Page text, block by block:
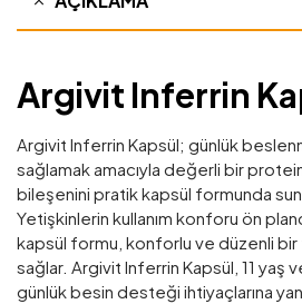
Argivit Inferrin
Argivit Inferrin Kapsül; günlük
sağlamak amacıyla değerli bir
bileşenini pratik kapsül formunda
Yetişkinlerin kullanım konforu ön
kapsül formu, konforlu ve düzenli bir
sağlar. Argivit Inferrin Kapsül, 11 yaş
günlük besin desteği ihtiyaçlarına